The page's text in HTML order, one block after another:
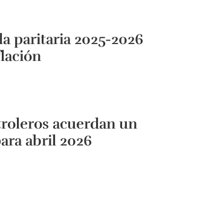
paritaria 2025-2026
acuerdan un
abril 2026